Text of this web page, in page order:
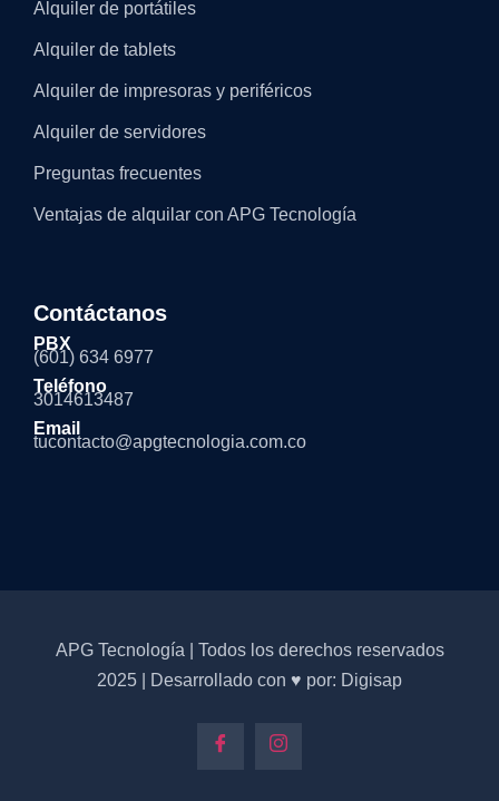
Alquiler de portátiles
Alquiler de tablets
Alquiler de impresoras y periféricos
Alquiler de servidores
Preguntas frecuentes
Ventajas de alquilar con APG Tecnología
Contáctanos
PBX
(601) 634 6977
Teléfono
3014613487
Email
tucontacto@apgtecnologia.com.co
APG Tecnología | Todos los derechos reservados
2025 | Desarrollado con ♥ por: Digisap